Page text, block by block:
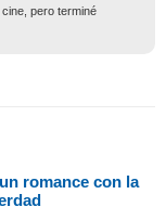
pero terminé
romance con la